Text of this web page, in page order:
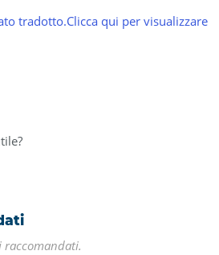
tradotto.Clicca qui per visualizzare
raccomandati.